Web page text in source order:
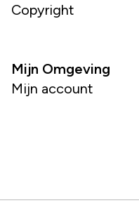
Copyright
Mijn Omgeving
Mijn account